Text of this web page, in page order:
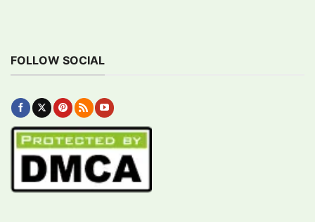
FOLLOW SOCIAL